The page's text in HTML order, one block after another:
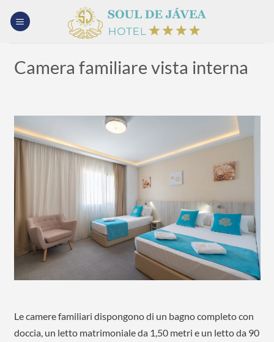
Camera familiare vista interna
Le camere familiari dispongono di un bagno completo con
doccia, un letto matrimoniale da 1,50 metri e un letto da 90